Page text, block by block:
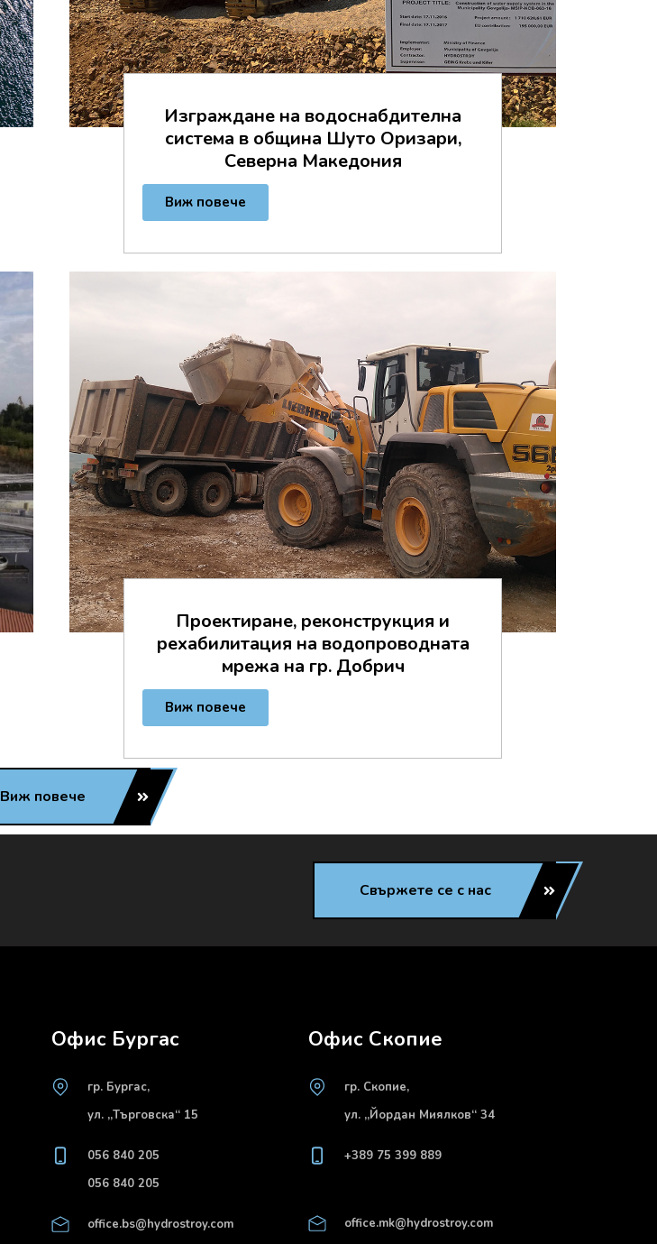
Изграждане на водоснабдителна
система в община Шуто Оризари,
Северна Македония
Виж повече
Проектиране, реконструкция и
рехабилитация на водопроводната
мрежа на гр. Добрич
Виж повече
Виж повече
Свържете се с нас
Офис Бургас
гр. Бургас,
ул. „Търговска“ 15
056 840 205
056 840 205
office.bs@hydrostroy.com
Офис Скопие
гр. Скопие,
ул. „Йордан Миялков“ 34
+389 75 399 889
office.mk@hydrostroy.com